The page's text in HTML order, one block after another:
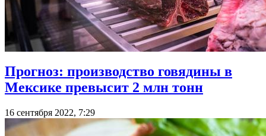
Прогноз: производство говядины в
Мексике превысит 2 млн тонн
16 сентября 2022, 7:29